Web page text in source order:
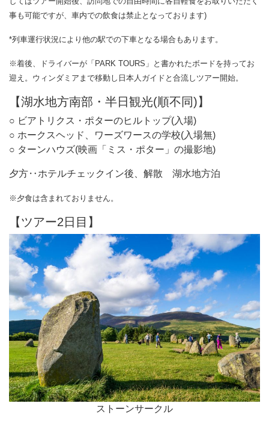
事も可能ですが、車内での飲食は禁止となっております)
*列車運行状況により他の駅での下車となる場合もあります。
※着後、ドライバーが「PARK TOURS」と書かれたボードを持ってお
迎え。ウィンダミアまで移動し日本人ガイドと合流しツアー開始。
【湖水地方南部・半日観光(順不同)】
○ ビアトリクス・ポターのヒルトップ(入場)
○ ホークスヘッド、ワーズワースの学校(入場無)
○ ターンハウズ(映画「ミス・ポター」の撮影地)
夕方‥ホテルチェックイン後、解散 湖水地方泊
※夕食は含まれておりません。
【ツアー2日目】
ストーンサークル